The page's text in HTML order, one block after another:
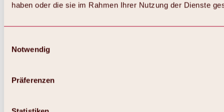
haben oder die sie im Rahmen Ihrer Nutzung der Dienste
Notwendig
Präferenzen